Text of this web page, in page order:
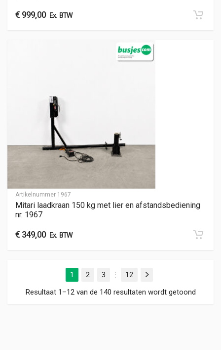
€ 999,00Ex. BTW
Artikelnummer 1967
Mitari laadkraan 150 kg met lier en afstandsbediening
nr. 1967
€ 349,00Ex. BTW
1 2 3
…
12
Volgende
Resultaat 1–12 van de 140 resultaten wordt getoond